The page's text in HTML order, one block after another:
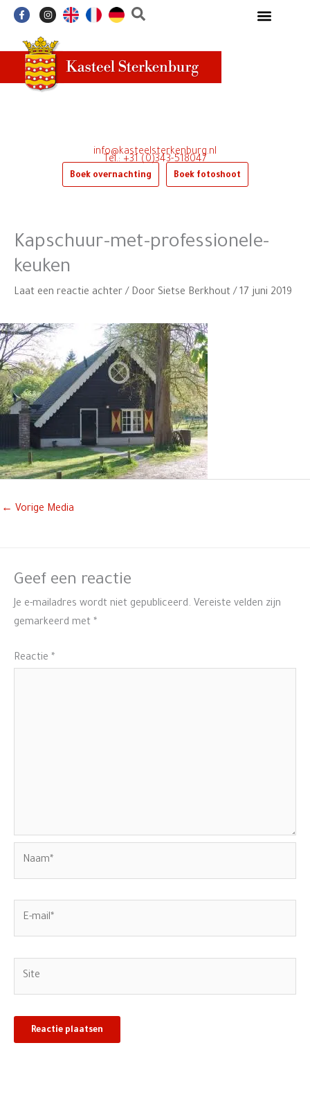
inhoud
F
a
b
o
o
k
-
I
n
a
g
r
a
m
Boek overnachting Boek fotoshoot
Tel.: +31 (0)343-518047
info@kasteelsterkenburg.nl
Kapschuur-met-professionele-
keuken
Laat een reactie achter / Door Sietse Berkhout / 17 juni 2019
← Vorige Media
Geef een reactie
Je e-mailadres wordt niet gepubliceerd. Vereiste velden zijn
gemarkeerd met *
Reactie *